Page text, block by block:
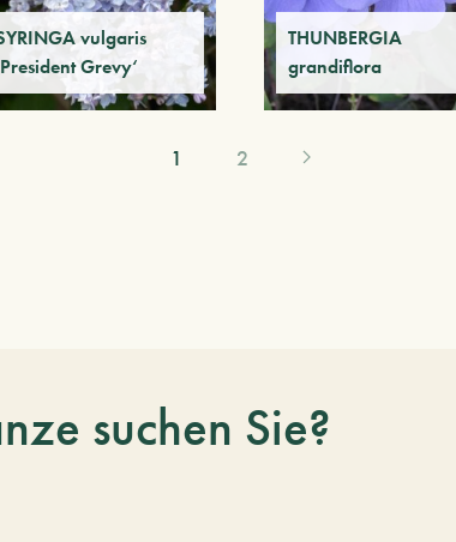
vulgaris
Grevy‘
THUNBERGIA
grandiflora
1 2
suchen Sie?